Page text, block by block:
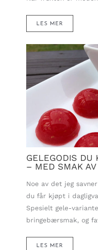
LES MER
GELEGODIS DU
– MED SMAK
Noe av det jeg
du får kjøpt i
Spesielt gele-
bringebærsmak, og
LES MER